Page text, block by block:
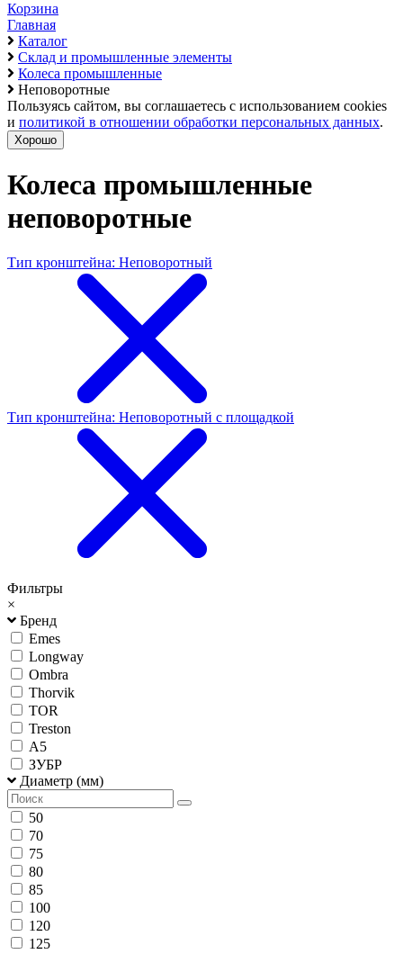
Корзина
Главная
Каталог
Склад и промышленные элементы
Колеса промышленные
Неповоротные
Пользуясь сайтом, вы соглашаетесь с использованием cookies
и политикой в отношении обработки персональных данных.
Хорошо
Колеса промышленные
неповоротные
Тип кронштейна: Неповоротный
Тип кронштейна: Неповоротный с площадкой
Фильтры
×
Бренд
Emes
Longway
Ombra
Thorvik
TOR
Treston
А5
ЗУБР
Диаметр (мм)
50
70
75
80
85
100
120
125